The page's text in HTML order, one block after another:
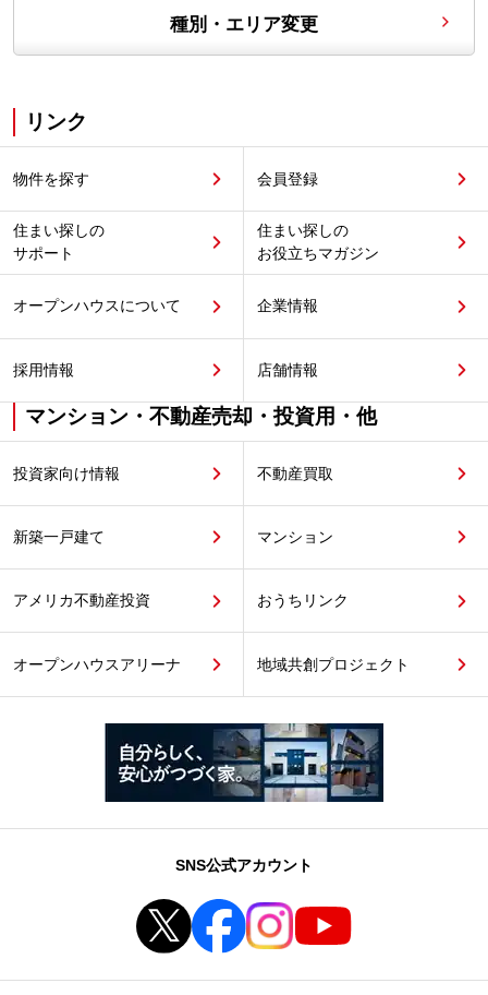
種別・エリア変更
リンク
物件を探す 会員登録
住まい探しの
サポート
住まい探しの
お役立ちマガジン
オープンハウスについて 企業情報
採用情報 店舗情報
マンション・不動産売却・投資用・他
投資家向け情報 不動産買取
新築一戸建て マンション
アメリカ不動産投資 おうちリンク
オープンハウスアリーナ 地域共創プロジェクト
SNS公式アカウント